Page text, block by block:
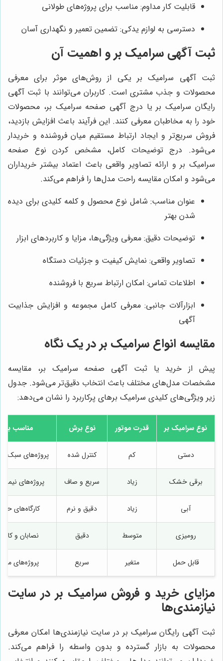
قابلیت کار مداوم: مناسب برای پروژه‌های طولانی
دسترسی به لوازم یدکی: تضمین تعمیر و نگهداری آسان
ثبت آگهی سرامیک بر و اهمیت آن
ثبت آگهی سرامیک بر یکی از روش‌های موثر برای معرفی
محصولات و جذب مشتری است. کاربران می‌توانند با ثبت آگهی
رایگان سرامیک بر یا درج آگهی صفحه سرامیک بر، محصولات
خود را به مخاطبان معرفی کنند. این فرآیند باعث افزایش بازدید،
فروش سریع‌تر و ایجاد ارتباط مستقیم میان فروشنده و خریدار
می‌شود. درج توضیحات کامل، مشخص کردن نوع صفحه
سرامیک بر و ارائه تصاویر واقعی باعث اعتماد بیشتر خریداران
می‌شود و امکان مقایسه راحت مدل‌ها را فراهم می‌کند.
عنوان مناسب: شامل نوع محصول و کلمه کلیدی برای دیده
شدن بهتر
توضیحات دقیق: معرفی ویژگی‌ها، مزایا و کاربردهای ابزار
تصاویر واقعی: نمایش کیفیت و جزئیات دستگاه
اطلاعات تماس: امکان ارتباط سریع با فروشنده
ابزارآلات جانبی: معرفی کامل مجموعه و افزایش جذابیت
آگهی
مقایسه انواع سرامیک بر در یک نگاه
پیش از خرید یا ثبت آگهی صفحه سرامیک بر، مقایسه
مشخصات مدل‌های مختلف باعث انتخاب دقیق‌تر می‌شود. جدول
زیر ویژگی‌های کلیدی سرامیک برهای پرکاربرد را نشان می‌دهد:
نوع سرامیک بر قدرت موتور نوع برش مناسب
دستی کم کنترل شده پروژه‌های سبک
برقی خشک زیاد سریع و صاف پروژه‌های
آبی زیاد دقیق و نرم کارگاه‌های
رومیزی متوسط دقیق نصابان و
قابل حمل متغیر سریع پروژه‌های
مزایای خرید و فروش سرامیک بر در سایت
نیازمندی‌ها
ثبت آگهی رایگان سرامیک بر در سایت نیازمندی‌ها امکان معرفی
محصولات به بازار گسترده و بدون واسطه را فراهم می‌کند.